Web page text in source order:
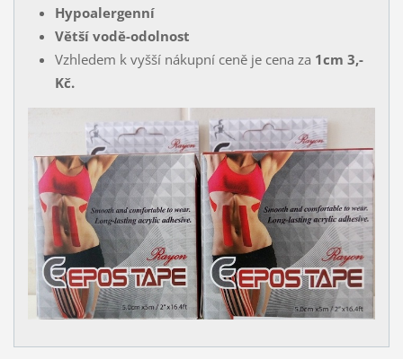
Hypoalergenní
Větší vodě-odolnost
Vzhledem k vyšší nákupní ceně je cena za 1cm 3,-
Kč.